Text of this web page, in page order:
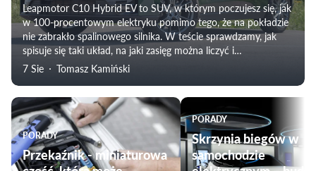
Leapmotor C10 Hybrid EV to SUV, w którym poczujesz się, jak
w 100-procentowym elektryku pomimo tego, że na pokładzie
nie zabrakło spalinowego silnika. W teście sprawdzamy, jak
spisuje się taki układ, na jaki zasięg można liczyć i
weryfikujemy subiektywne odczucia towarzyszące
rodziny.
7 Sie Tomasz Kamiński
PORADY
Przekaźnik - miniaturowa
PORADY
Skrzynia biegów w
samochodzie